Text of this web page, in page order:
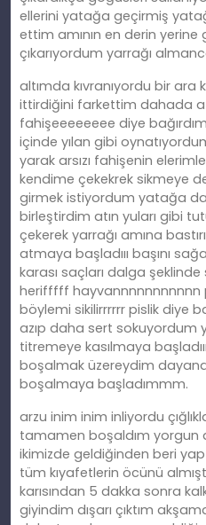
ellerini yatağa geçirmiş
ettim amının en derin
çıkarıyordum yarrağı
altımda kıvranıyordu bir ara
ittirdiğini farkettim dahada
fahişeeeeeeee diye
içinde yılan gibi
yarak arsızı fahişenin
kendime çekekrek sikmeye
girmek istiyordum yatağa
birleştirdim atın yuları gibi
çekerek yarrağı amına
atmaya başladııı başını
karası saçları dalga
herifffff hayvannnnnnnnnnn
böylemi sikilirrrrrr pislik diye
azıp daha sert sokuyordum
titremeye kasılmaya
boşalmak üzereydim
boşalmaya başladımmm.
arzu inim inim inliyordu
tamamen boşaldım yorgun
ikimizde geldiğinden beri
tüm kıyafetlerin öcünü
karısından 5 dakka sonra
giyindim dışarı çıktım